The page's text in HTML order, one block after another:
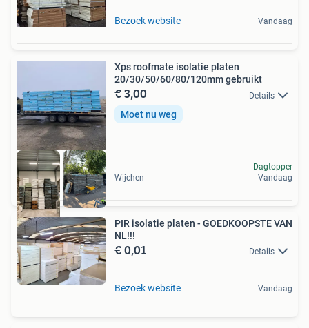
Bezoek website Vandaag
Xps roofmate isolatie platen
20/30/50/60/80/120mm gebruikt
€ 3,00 Details
Moet nu weg
Wijchen
Dagtopper
Vandaag
PIR isolatie platen - GOEDKOOPSTE VAN
NL!!!
€ 0,01 Details
Bezoek website Vandaag